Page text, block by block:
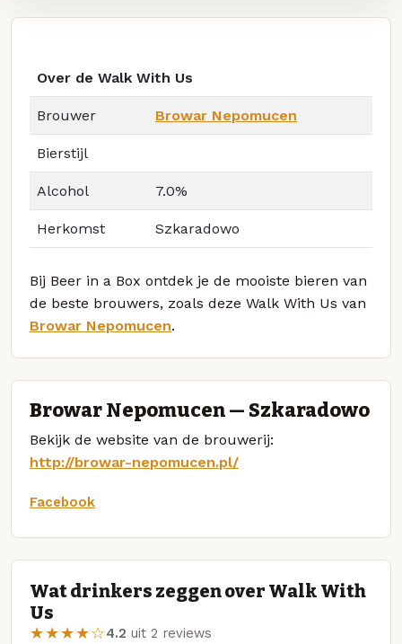
Over de Walk With Us
Brouwer Browar Nepomucen
Bierstijl
Alcohol 7.0%
Herkomst Szkaradowo
Bij Beer in a Box ontdek je de mooiste bieren van
de beste brouwers, zoals deze Walk With Us van
Browar Nepomucen.
Browar Nepomucen — Szkaradowo
Bekijk de website van de brouwerij:
http://browar-nepomucen.pl/
Facebook
Wat drinkers zeggen over Walk With
Us
★★★★☆4.2 uit 2 reviews